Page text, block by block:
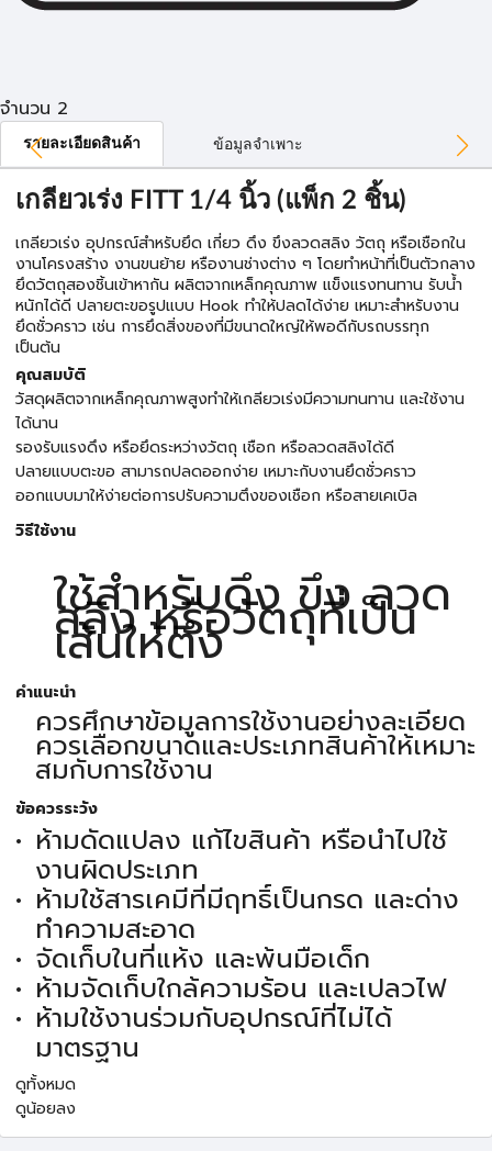
จำนวน 2
รายละเอียดสินค้า ข้อมูลจำเพาะ
เกลียวเร่ง FITT 1/4 นิ้ว (แพ็ก 2 ชิ้น)
เกลียวเร่ง อุปกรณ์สำหรับยึด เกี่ยว ดึง ขึงลวดสลิง วัตถุ หรือเชือกใน
งานโครงสร้าง งานขนย้าย หรืองานช่างต่าง ๆ โดยทำหน้าที่เป็นตัวกลาง
ยึดวัตถุสองชิ้นเข้าหากัน ผลิตจากเหล็กคุณภาพ แข็งแรงทนทาน รับน้ำ
หนักได้ดี ปลายตะขอรูปแบบ Hook ทำให้ปลดได้ง่าย เหมาะสำหรับงาน
ยึดชั่วคราว เช่น การยึดสิ่งของที่มีขนาดใหญ่ให้พอดีกับรถบรรทุก
เป็นต้น
คุณสมบัติ
วัสดุผลิตจากเหล็กคุณภาพสูงทำให้เกลียวเร่งมีความทนทาน และใช้งาน
ได้นาน
รองรับแรงดึง หรือยึดระหว่างวัตถุ เชือก หรือลวดสลิงได้ดี
ปลายแบบตะขอ สามารถปลดออกง่าย เหมาะกับงานยึดชั่วคราว
ออกแบบมาให้ง่ายต่อการปรับความตึงของเชือก หรือสายเคเบิล
วิธีใช้งาน
ใช้สำหรับดึง ขึง ลวด
สลิง หรือวัตถุที่เป็น
เส้นให้ตึง
คำแนะนำ
ควรศึกษาข้อมูลการใช้งานอย่างละเอียด
ควรเลือกขนาดและประเภทสินค้าให้เหมาะ
สมกับการใช้งาน
ข้อควรระวัง
ห้ามดัดแปลง แก้ไขสินค้า หรือนำไปใช้
งานผิดประเภท
ห้ามใช้สารเคมีที่มีฤทธิ์เป็นกรด และด่าง
ทำความสะอาด
จัดเก็บในที่แห้ง และพ้นมือเด็ก
ห้ามจัดเก็บใกล้ความร้อน และเปลวไฟ
ห้ามใช้งานร่วมกับอุปกรณ์ที่ไม่ได้
มาตรฐาน
ดูทั้งหมด
ดูน้อยลง